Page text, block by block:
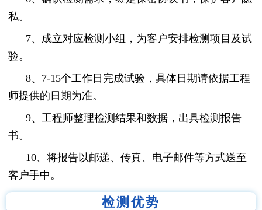
私。
7、成立对应检测小组，为客户安排检测项目及试
验。
8、7-15个工作日完成试验，具体日期请依据工程
师提供的日期为准。
9、工程师整理检测结果和数据，出具检测报告
书。
10、将报告以邮递、传真、电子邮件等方式送至
客户手中。
检测优势